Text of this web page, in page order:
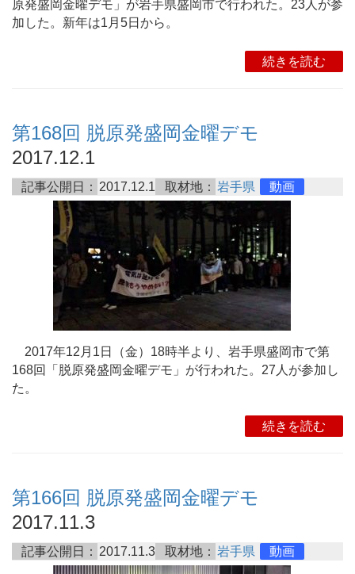
原発盛岡金曜デモ」が岩手県盛岡市で行われた。23人が参
加した。新年は1月5日から。
続きを読む
第168回 脱原発盛岡金曜デモ
2017.12.1
記事公開日： 2017.12.1 取材地： 岩手県 動画
2017年12月1日（金）18時半より、岩手県盛岡市で第
168回「脱原発盛岡金曜デモ」が行われた。27人が参加し
た。
続きを読む
第166回 脱原発盛岡金曜デモ
2017.11.3
記事公開日： 2017.11.3 取材地： 岩手県 動画